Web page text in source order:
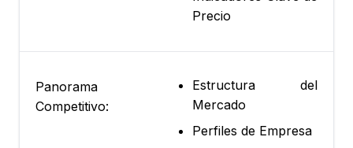
Precio
Panorama
Competitivo:
Estructura del
Mercado
Perfiles de Empresa